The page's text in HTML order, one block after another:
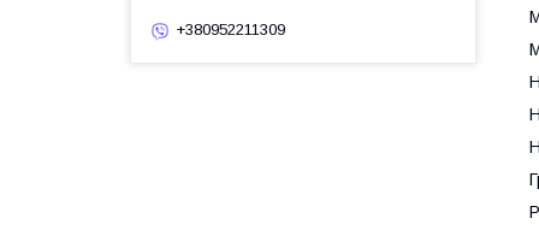
+380952211309